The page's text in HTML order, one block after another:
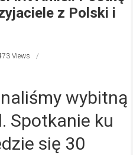
z Polski i
Views
wybitną
Spotkanie ku
się 30